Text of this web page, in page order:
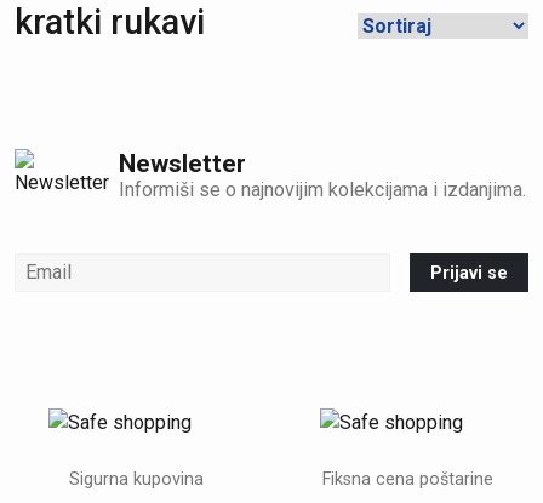
kratki rukavi
Newsletter
Informiši se o najnovijim kolekcijama i izdanjima.
Prijavi se
Sigurna kupovina Fiksna cena poštarine